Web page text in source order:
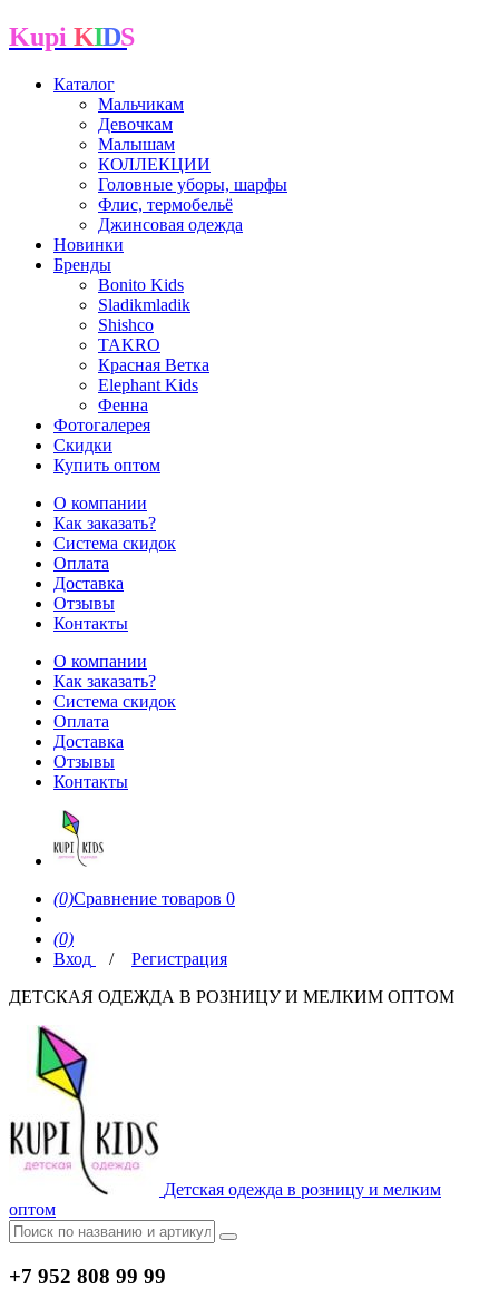
Kupi K I D S
Каталог
Мальчикам
Девочкам
Малышам
КОЛЛЕКЦИИ
Головные уборы, шарфы
Флис, термобельё
Джинсовая одежда
Новинки
Бренды
Bonito Kids
Sladikmladik
Shishco
TAKRO
Красная Ветка
Elephant Kids
Фенна
Фотогалерея
Скидки
Купить оптом
О компании
Как заказать?
Система скидок
Оплата
Доставка
Отзывы
Контакты
О компании
Как заказать?
Система скидок
Оплата
Доставка
Отзывы
Контакты
(0)Сравнение товаров 0
(0)
Вход
/
Регистрация
ДЕТСКАЯ ОДЕЖДА В РОЗНИЦУ И МЕЛКИМ ОПТОМ
Детская одежда в розницу и мелким
оптом
+7 952 808 99 99